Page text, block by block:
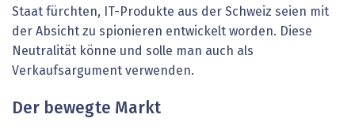
Staat fürchten, IT-Produkte aus der Schweiz seien mit
der Absicht zu spionieren entwickelt worden. Diese
Neutralität könne und solle man auch als
Verkaufsargument verwenden.
Der bewegte Markt